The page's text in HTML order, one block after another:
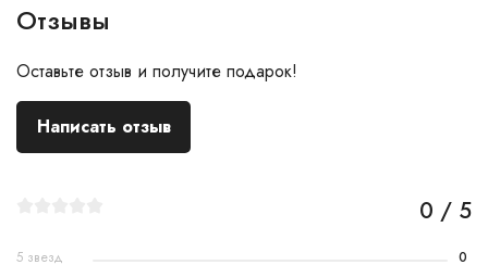
Отзывы
Оставьте отзыв и получите подарок!
Написать отзыв
0 / 5
5 звезд
0